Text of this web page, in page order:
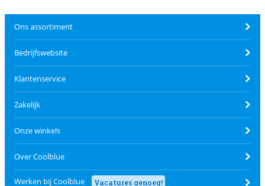
Ons assortiment
Bedrijfswebsite
Klantenservice
Zakelijk
Onze winkels
Over Coolblue
Werken bij Coolblue Vacatures genoeg!